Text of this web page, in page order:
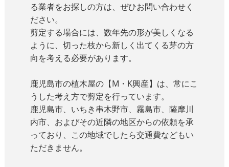
る業者をお探しの方は、ぜひお問い合わせく
ださい。
剪定する場合には、数年先の形が美しくなる
ように、切った枝から新しく出てくる芽の方
向を考える必要があります。
鹿児島市の植木屋の【M・K興産】は、常にこ
うした考え方で剪定を行っています。
鹿児島市、いちき串木野市、霧島市、薩摩川
内市、およびその近隣の地区からの依頼を承
っており、この地域でしたら交通費などもい
ただきません。